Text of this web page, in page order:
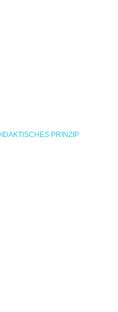
PRINZIP